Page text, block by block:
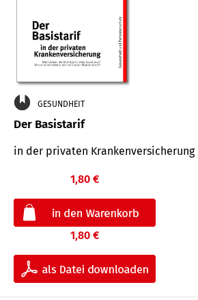
GESUNDHEIT
Der Basistarif
in der privaten Kran­ken­ver­siche­rung
1,80 €
1,80 €